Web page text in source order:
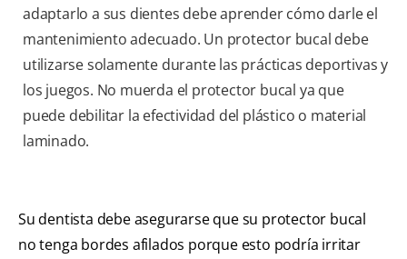
adaptarlo a sus dientes debe aprender cómo darle el
mantenimiento adecuado. Un protector bucal debe
utilizarse solamente durante las prácticas deportivas y
los juegos. No muerda el protector bucal ya que
puede debilitar la efectividad del plástico o material
laminado.
Su dentista debe asegurarse que su protector bucal
no tenga bordes afilados porque esto podría irritar